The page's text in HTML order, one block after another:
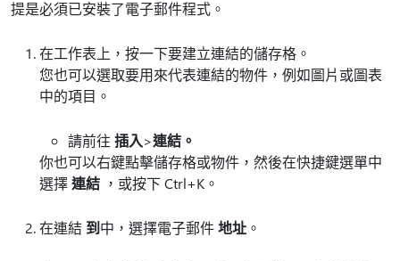
提是必須已安裝了電子郵件程式。
在工作表上，按一下要建立連結的儲存格。
您也可以選取要用來代表連結的物件，例如圖片或圖表
中的項目。
請前往 插入>連結。
你也可以右鍵點擊儲存格或物件，然後在快捷鍵選單中
選擇連結 ，或按下 Ctrl+K。
在連結 到中，選擇電子郵件地址 。